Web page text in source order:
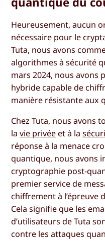
Heureusement, aucun
nécessaire pour le
Tuta, nous avons
algorithmes à sécurité
mars 2024, nous avons
hybride capable de
manière résistante aux
Chez Tuta, nous avons
lavie privée et à la
réponse à la menace
quantique, nous avons
cryptographie post-
premier service de
chiffrement à l’épreuve
Cela signifie que les
d’utilisateurs de Tuta
contre les attaques